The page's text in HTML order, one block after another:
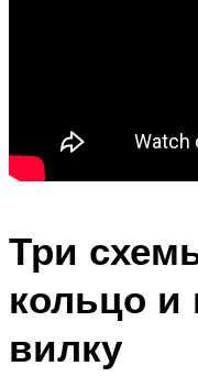
Три
кольцо
вилку